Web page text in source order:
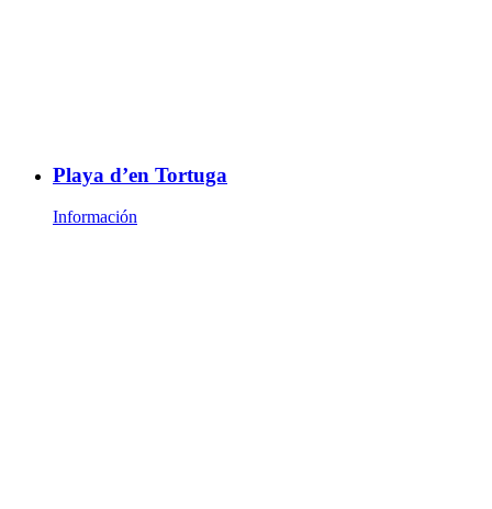
Playa d’en Tortuga
Información